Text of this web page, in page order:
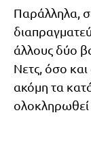
Παράλληλα,
άλλους δύο
Νετς, όσο και
ακόμη τα
ολοκληρωθεί